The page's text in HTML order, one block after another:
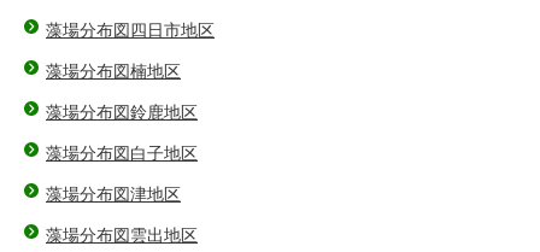
藻場分布図四日市地区
藻場分布図楠地区
藻場分布図鈴鹿地区
藻場分布図白子地区
藻場分布図津地区
藻場分布図雲出地区